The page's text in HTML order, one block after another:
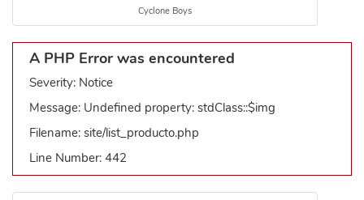
Cyclone Boys
A PHP Error was encountered
Severity: Notice
Message: Undefined property: stdClass::$img
Filename: site/list_producto.php
Line Number: 442